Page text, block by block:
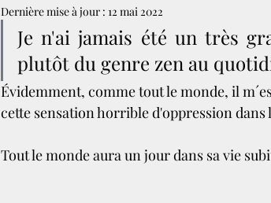
Dernière mise à jour : 12 mai 2022
Je n'ai jamais été un très
plutôt du genre zen au
Évidemment, comme tout le monde, il
cette sensation horrible d'oppression
Tout le monde aura un jour dans sa vie